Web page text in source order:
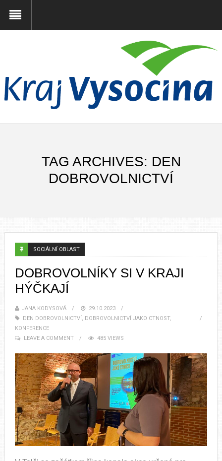
TAG ARCHIVES: DEN
DOBROVOLNICTVÍ
SOCIÁLNÍ OBLAST
DOBROVOLNÍKY SI V KRAJI
HÝČKAJÍ
JANA KODYSOVÁ
29.10.2023
DEN DOBROVOLNICTVÍ , DOBROVOLNICTVÍ JAKO CTNOST,
KONFERENCE
LEAVE A COMMENT
485 VIEWS